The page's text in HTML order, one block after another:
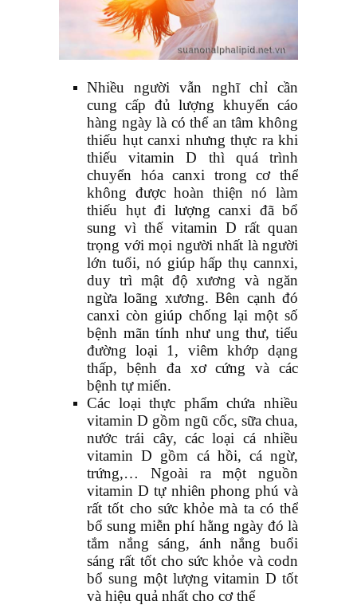
Nhiều người vẫn nghĩ chỉ cần
cung cấp đủ lượng khuyến cáo
hàng ngày là có thể an tâm không
thiếu hụt canxi nhưng thực ra khi
thiếu vitamin D thì quá trình
chuyển hóa canxi trong cơ thể
không được hoàn thiện nó làm
thiếu hụt đi lượng canxi đã bổ
sung vì thế vitamin D rất quan
trọng với mọi người nhất là người
lớn tuổi, nó giúp hấp thụ cannxi,
duy trì mật độ xương và ngăn
ngừa loãng xương. Bên cạnh đó
canxi còn giúp chống lại một số
bệnh mãn tính như ung thư, tiểu
đường loại 1, viêm khớp dạng
thấp, bệnh đa xơ cứng và các
bệnh tự miến.
Các loại thực phẩm chứa nhiều
vitamin D gồm ngũ cốc, sữa chua,
nước trái cây, các loại cá nhiều
vitamin D gồm cá hồi, cá ngừ,
trứng,… Ngoài ra một nguồn
vitamin D tự nhiên phong phú và
rất tốt cho sức khỏe mà ta có thể
bổ sung miễn phí hằng ngày đó là
tắm nắng sáng, ánh nắng buổi
sáng rất tốt cho sức khỏe và codn
bổ sung một lượng vitamin D tốt
và hiệu quả nhất cho cơ thể